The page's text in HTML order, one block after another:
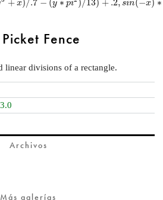
Fence
linear divisions of a rectangle.
Archivos
Más galerías